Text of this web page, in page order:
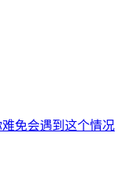
免会遇到这个情况